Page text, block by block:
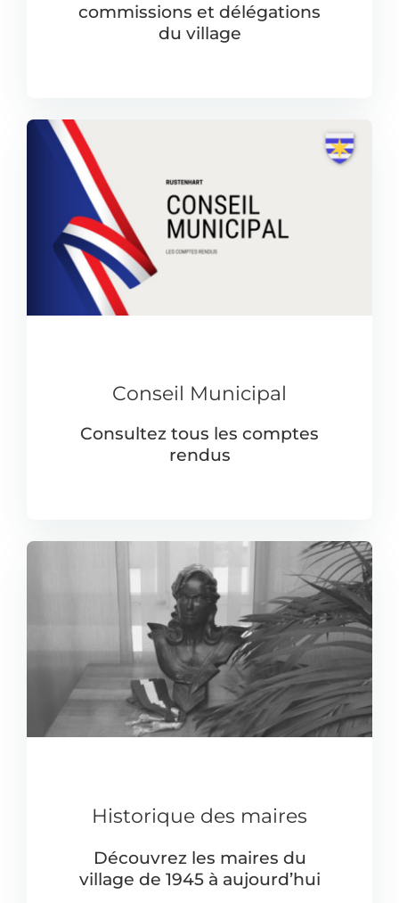
commissions et délégations
du village
Conseil Municipal
Consultez tous les comptes
rendus
Historique des maires
Découvrez les maires du
village de 1945 à aujourd’hui